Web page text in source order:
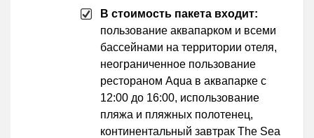
В стоимость пакета входит:
пользование аквапарком и всеми
бассейнами на территории отеля,
неограниченное пользование
рестораном Aqua в аквапарке с
12:00 до 16:00, использование
пляжа и пляжных полотенец,
континентальный завтрак The Sea